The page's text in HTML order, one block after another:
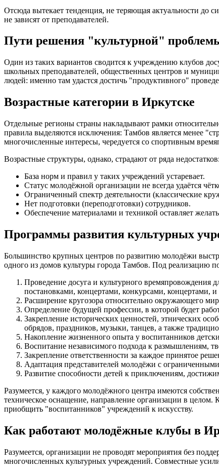
Отсюда вытекает тенденция, не теряющая актуальности до
не зависят от преподавателей.
Пути решения "культурной"
Один из таких вариантов сводится к учреждению клубов
школьных преподавателей, общественных центров и
людей: именно там удастся достичь "продуктивного"
Возрастные категории в Иркутске
Отдельные регионы страны накладывают рамки
правила выделяются исключения: Тамбов является менее
многочисленные интересы, чередуется со спортивным
Возрастные структуры, однако, страдают от ряда недостатков:
База норм и правил у таких учреждений устаревает.
Статус молодёжной организации не всегда удаётся
Ограниченный спектр деятельности (классические
Нет подготовки (переподготовки) сотрудников.
Обеспечение материалами и техникой оставляет
Программы развития культурных
Большинство крупных центров по развитию молодёжи
одного из домов культуры города Тамбов. Под реализацию
Проведение досуга и культурного времяпровождения
постановками, концертами, конкурсами, концертами,
Расширение кругозора относительно окружающего
Определение будущей профессии, в которой будет
Закрепление исторических ценностей, этнических
обрядов, праздников, музыки, танцев, а также
Накопление жизненного опыта у воспитанников
Воспитание независимого подхода к размышлениям,
Закрепление ответственности за каждое принятое
Адаптация представителей молодёжи с
Развитие способности детей к приключениям,
Разумеется, у каждого молодёжного центра имеются
техническое оснащение, направление организации в
приобщить "воспитанников" учреждений к искусству.
Как работают молодёжные клубы в
Разумеется, организации не проводят мероприятия без
многочисленных культурных учреждений. Совместные